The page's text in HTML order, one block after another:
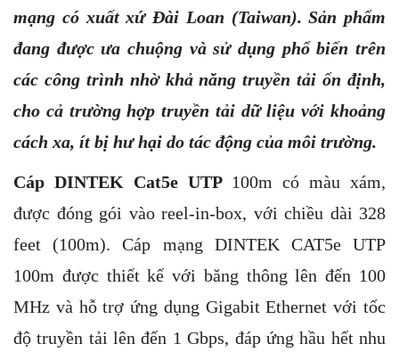
mạng có xuất xứ Đài Loan (Taiwan). Sản phẩm
đang được ưa chuộng và sử dụng phổ biến trên
các công trình nhờ khả năng truyền tải ổn định,
cho cả trường hợp truyền tải dữ liệu với khoảng
cách xa, ít bị hư hại do tác động của môi trường.
Cáp DINTEK Cat5e UTP100m có màu xám,
được đóng gói vào reel-in-box, với chiều dài 328
feet (100m). Cáp mạng DINTEK CAT5e UTP
100m được thiết kế với băng thông lên đến 100
MHz và hỗ trợ ứng dụng Gigabit Ethernet với tốc
độ truyền tải lên đến 1 Gbps, đáp ứng hầu hết nhu